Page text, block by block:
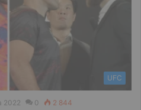
UFC
2022 0 2 844